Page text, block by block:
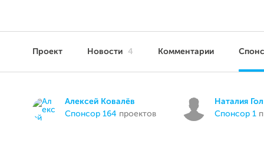
Проект Новости 4 Комментарии
Алексей Ковалёв
спонсор 164 проектов
Наталия
спонсор 1